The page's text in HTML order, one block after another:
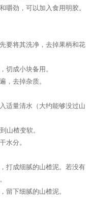
嚼劲，可以加入食用明胶。
要将其洗净，去掉果柄和花
切成小块备用。
，去掉杂质。
适量清水（大约能够没过山
山楂变软。
水分。
打成细腻的山楂泥。若没有
留下细腻的山楂泥。